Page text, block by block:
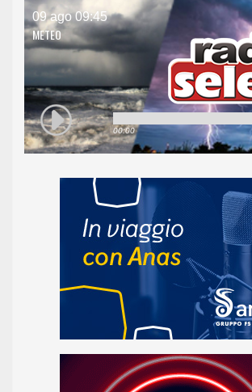
09 ago 09:45
METEO
00:00